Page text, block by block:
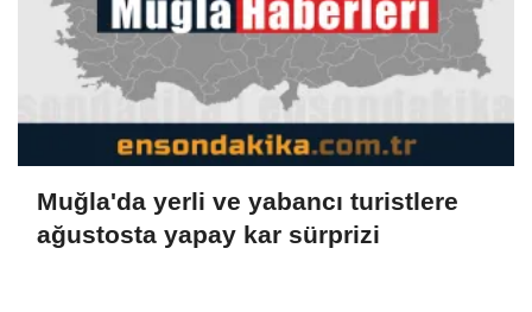
Muğla'da yerli ve yabancı turistlere
ağustosta yapay kar sürprizi